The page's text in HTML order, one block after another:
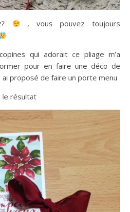
, vous pouvez toujours
qui adorait ce pliage m’a
pour en faire une déco de
proposé de faire un porte menu
le résultat